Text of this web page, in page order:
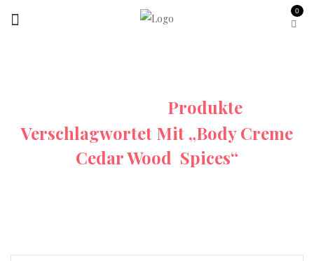
0
Produkte
Verschlagwortet Mit „Body Creme
Cedar Wood Spices“